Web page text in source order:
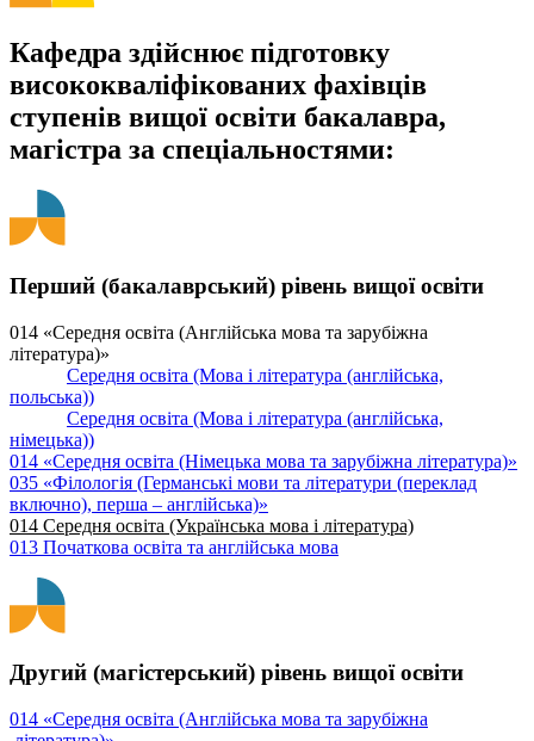
Кафедра здійснює підготовку
висококваліфікованих фахівців
ступенів вищої освіти бакалавра,
магістра за спеціальностями:
Перший (бакалаврський) рівень вищої освіти
014 «Середня освіта (Англійська мова та зарубіжна
література)»
Середня освіта (Мова і література (англійська,
польська))
Середня освіта (Мова і література (англійська,
німецька))
014 «Середня освіта (Німецька мова та зарубіжна література)»
035 «Філологія (Германські мови та літератури (переклад
включно), перша – англійська)»
014 Середня освіта (Українська мова і література)
013 Початкова освіта та англійська мова
Другий (магістерський) рівень вищої освіти
014 «Середня освіта (Англійська мова та зарубіжна